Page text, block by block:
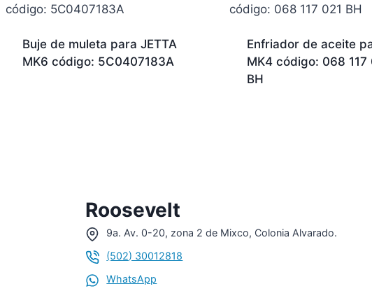
Buje de muleta para JETTA
MK6 código: 5C0407183A
Enfriador de aceite
MK4 código: 068 117
BH
Roosevelt
9a. Av. 0-20, zona 2 de Mixco, Colonia Alvarado.
(502) 30012818
WhatsApp